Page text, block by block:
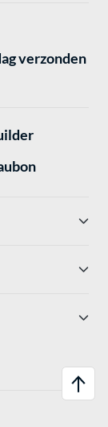
verzonden